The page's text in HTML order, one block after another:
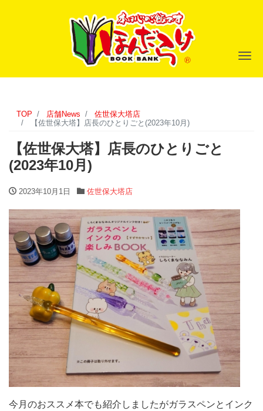
ナ
TOP 店舗News
佐世保大塔店
【佐世保大塔】店長のひとりごと(2023年10月)
【佐世保大塔】店長のひとりごと
(2023年10月)
2023年10月1日 佐世保大塔店
今月のおススメ本でも紹介しましたがガラスペンとインク